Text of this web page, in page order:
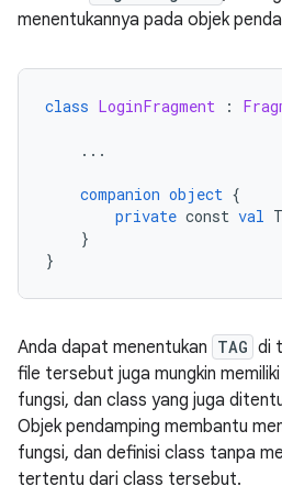
menentukannya pada objek
class LoginFragment :
...
companion object {
private const val
}
}
Anda dapat menentukan TAG di
file tersebut juga mungkin
fungsi, dan class yang juga
Objek pendamping membantu
fungsi, dan definisi class tanpa
tertentu dari class tersebut.